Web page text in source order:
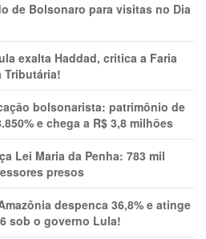
de Bolsonaro para visitas no Dia
exalta Haddad, critica a Faria
Tributária!
bolsonarista: patrimônio de
e chega a R$ 3,8 milhões
Lei Maria da Penha: 783 mil
presos
despenca 36,8% e atinge
sob o governo Lula!